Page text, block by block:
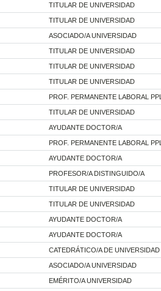
TITULAR DE UNIVERSIDAD
TITULAR DE UNIVERSIDAD
ASOCIADO/A UNIVERSIDAD
TITULAR DE UNIVERSIDAD
TITULAR DE UNIVERSIDAD
TITULAR DE UNIVERSIDAD
PROF. PERMANENTE LABORAL PPL
TITULAR DE UNIVERSIDAD
AYUDANTE DOCTOR/A
PROF. PERMANENTE LABORAL PPL
AYUDANTE DOCTOR/A
PROFESOR/A DISTINGUIDO/A
TITULAR DE UNIVERSIDAD
TITULAR DE UNIVERSIDAD
AYUDANTE DOCTOR/A
AYUDANTE DOCTOR/A
CATEDRÁTICO/A DE UNIVERSIDAD
ASOCIADO/A UNIVERSIDAD
EMÉRITO/A UNIVERSIDAD